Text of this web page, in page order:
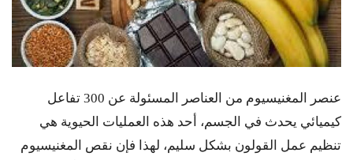
عنصر المغنيسيوم من العناصر المسئولة عن 300 تفاعل
كيميائي يحدث في الجسم، أحد هذه العمليات الحيوية هي
تنظيم عمل القولون بشكل سليم، لهذا فإن نقص المغنيسيوم